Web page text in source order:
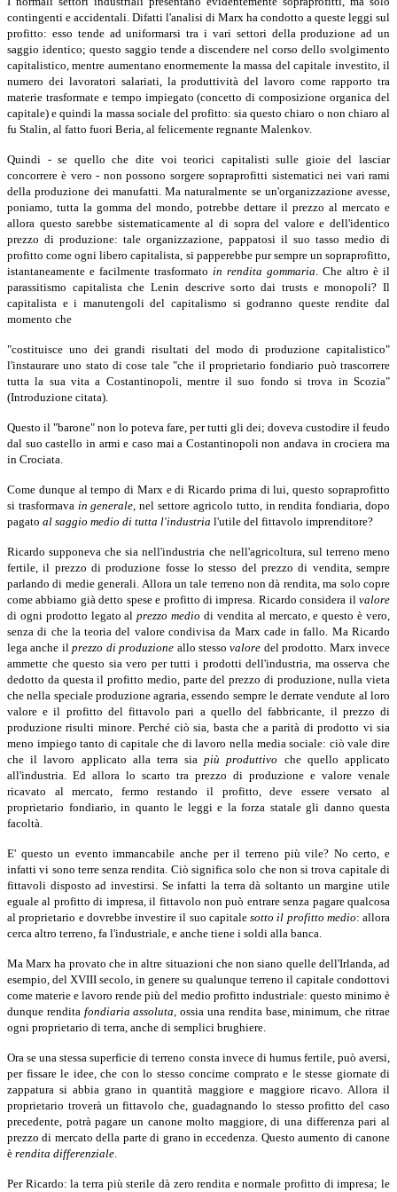
contingenti e accidentali. Difatti l'analisi di Marx ha condotto a queste leggi sul
profitto: esso tende ad uniformarsi tra i vari settori della produzione ad un
saggio identico; questo saggio tende a discendere nel corso dello svolgimento
capitalistico, mentre aumentano enormemente la massa del capitale investito, il
numero dei lavoratori salariati, la produttività del lavoro come rapporto tra
materie trasformate e tempo impiegato (concetto di composizione organica del
capitale) e quindi la massa sociale del profitto: sia questo chiaro o non chiaro al
fu Stalin, al fatto fuori Beria, al felicemente regnante Malenkov.
Quindi - se quello che dite voi teorici capitalisti sulle gioie del lasciar
concorrere è vero - non possono sorgere sopraprofitti sistematici nei vari rami
della produzione dei manufatti. Ma naturalmente se un'organizzazione avesse,
poniamo, tutta la gomma del mondo, potrebbe dettare il prezzo al mercato e
allora questo sarebbe sistematicamente al di sopra del valore e dell'identico
prezzo di produzione: tale organizzazione, pappatosi il suo tasso medio di
profitto come ogni libero capitalista, si papperebbe pur sempre un sopraprofitto,
istantaneamente e facilmente trasformato in rendita gommaria. Che altro è il
parassitismo capitalista che Lenin descrive sorto dai trusts e monopoli? Il
capitalista e i manutengoli del capitalismo si godranno queste rendite dal
momento che
"costituisce uno dei grandi risultati del modo di produzione capitalistico"
l'instaurare uno stato di cose tale "che il proprietario fondiario può trascorrere
tutta la sua vita a Costantinopoli, mentre il suo fondo si trova in Scozia"
(Introduzione citata).
Questo il "barone" non lo poteva fare, per tutti gli dei; doveva custodire il feudo
dal suo castello in armi e caso mai a Costantinopoli non andava in crociera ma
in Crociata.
Come dunque al tempo di Marx e di Ricardo prima di lui, questo sopraprofitto
si trasformava in generale, nel settore agricolo tutto, in rendita fondiaria, dopo
pagato al saggio medio di tutta l'industria l'utile del fittavolo imprenditore?
Ricardo supponeva che sia nell'industria che nell'agricoltura, sul terreno meno
fertile, il prezzo di produzione fosse lo stesso del prezzo di vendita, sempre
parlando di medie generali. Allora un tale terreno non dà rendita, ma solo copre
come abbiamo già detto spese e profitto di impresa. Ricardo considera il valore
di ogni prodotto legato alprezzo mediodi vendita al mercato, e questo è vero,
senza di che la teoria del valore condivisa da Marx cade in fallo. Ma Ricardo
lega anche ilprezzo di produzione allo stessovalore del prodotto. Marx invece
ammette che questo sia vero per tutti i prodotti dell'industria, ma osserva che
dedotto da questa il profitto medio, parte del prezzo di produzione, nulla vieta
che nella speciale produzione agraria, essendo sempre le derrate vendute al loro
valore e il profitto del fittavolo pari a quello del fabbricante, il prezzo di
produzione risulti minore. Perché ciò sia, basta che a parità di prodotto vi sia
meno impiego tanto di capitale che di lavoro nella media sociale: ciò vale dire
che il lavoro applicato alla terra siapiù produttivo che quello applicato
all'industria. Ed allora lo scarto tra prezzo di produzione e valore venale
ricavato al mercato, fermo restando il profitto, deve essere versato al
proprietario fondiario, in quanto le leggi e la forza statale gli danno questa
facoltà.
E' questo un evento immancabile anche per il terreno più vile? No certo, e
infatti vi sono terre senza rendita. Ciò significa solo che non si trova capitale di
fittavoli disposto ad investirsi. Se infatti la terra dà soltanto un margine utile
eguale al profitto di impresa, il fittavolo non può entrare senza pagare qualcosa
al proprietario e dovrebbe investire il suo capitale sotto il profitto medio: allora
cerca altro terreno, fa l'industriale, e anche tiene i soldi alla banca.
Ma Marx ha provato che in altre situazioni che non siano quelle dell'Irlanda, ad
esempio, del XVIII secolo, in genere su qualunque terreno il capitale condottovi
come materie e lavoro rende più del medio profitto industriale: questo minimo è
dunque rendita fondiaria assoluta, ossia una rendita base, minimum, che ritrae
ogni proprietario di terra, anche di semplici brughiere.
Ora se una stessa superficie di terreno consta invece di humus fertile, può aversi,
per fissare le idee, che con lo stesso concime comprato e le stesse giornate di
zappatura si abbia grano in quantità maggiore e maggiore ricavo. Allora il
proprietario troverà un fittavolo che, guadagnando lo stesso profitto del caso
precedente, potrà pagare un canone molto maggiore, di una differenza pari al
prezzo di mercato della parte di grano in eccedenza. Questo aumento di canone
è rendita differenziale.
Per Ricardo: la terra più sterile dà zero rendita e normale profitto di impresa; le